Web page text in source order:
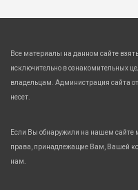
Все материалы на данном сайте
исключительно в ознакомительных
владельцам. Администрация сайта
несет.
Если Вы обнаружили на нашем
права, принадлежащие Вам, Вашей
нам.